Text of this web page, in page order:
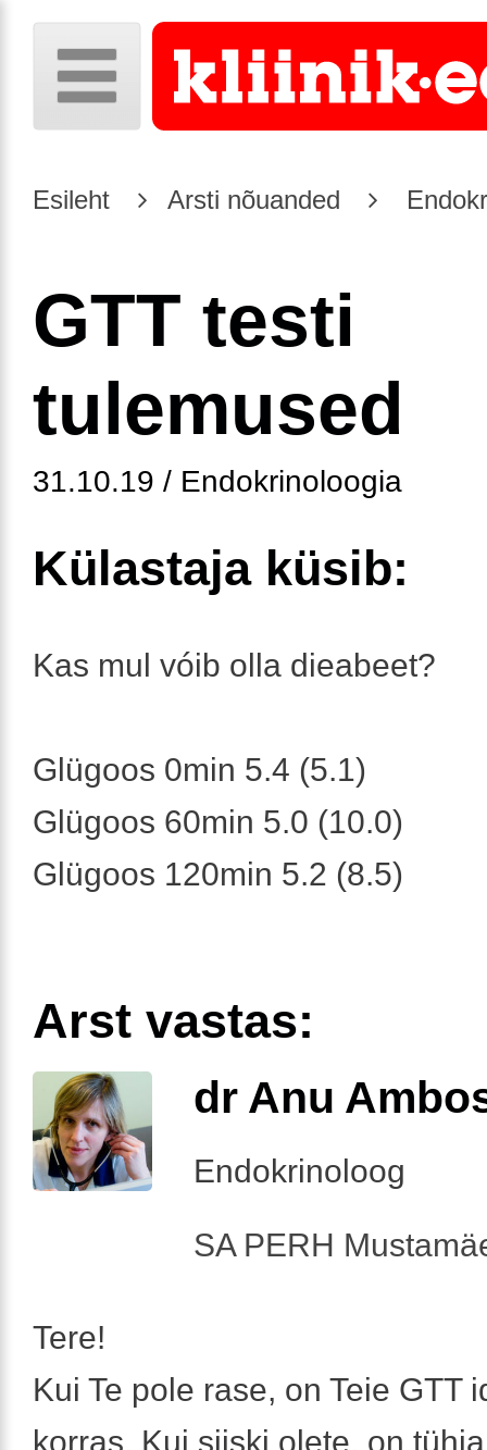
Esileht Arsti nõuanded
GTT testi
tulemused
31.10.19 / Endokrinoloogia
Külastaja küsib:
Kas mul vóib olla dieabeet?
Glügoos 0min 5.4 (5.1)
Glügoos 60min 5.0 (10.0)
Glügoos 120min 5.2 (8.5)
Arst vastas:
dr Anu
Endokrinoloog
SA PERH
Tere!
Kui Te pole rase, on Teie GTT
korras. Kui siiski olete, on